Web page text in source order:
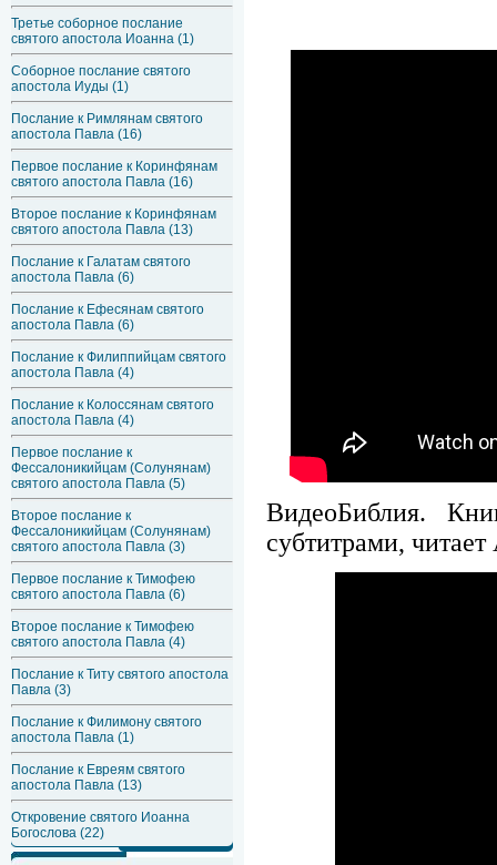
Третье соборное послание
святого апостола Иоанна (1)
Соборное послание святого
апостола Иуды (1)
Послание к Римлянам святого
апостола Павла (16)
Первое послание к Коринфянам
святого апостола Павла (16)
Второе послание к Коринфянам
святого апостола Павла (13)
Послание к Галатам святого
апостола Павла (6)
Послание к Ефесянам святого
апостола Павла (6)
Послание к Филиппийцам святого
апостола Павла (4)
Послание к Колоссянам святого
апостола Павла (4)
Первое послание к
Фессалоникийцам (Солунянам)
святого апостола Павла (5)
Второе послание к
Фессалоникийцам (Солунянам)
святого апостола Павла (3)
Первое послание к Тимофею
святого апостола Павла (6)
Второе послание к Тимофею
святого апостола Павла (4)
Послание к Титу святого апостола
Павла (3)
Послание к Филимону святого
апостола Павла (1)
Послание к Евреям святого
апостола Павла (13)
Откровение святого Иоанна
Богослова (22)
ВидеоБиблия.
субтитрами,